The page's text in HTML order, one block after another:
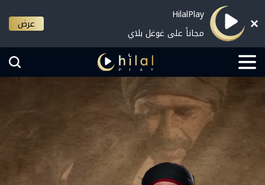
HilalPlay
مجاناً على غوغل بلاي
عرض